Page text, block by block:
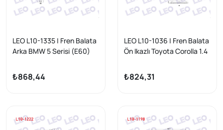
LEO L10-1335 | Fren Balata
Arka BMW 5 Serisi (E60)
520 D 2003-2010 / (E60)
520 İ 2003-2010 / (E60)
530 İ 2003-2010
₺868,44
LEO L10-1036 | Fren Balata
Ön Ikazlı Toyota Corolla 1.4
2002-2007 / 1.4 D-4D
2002-2007 / Corolla Verso
2009
₺824,31